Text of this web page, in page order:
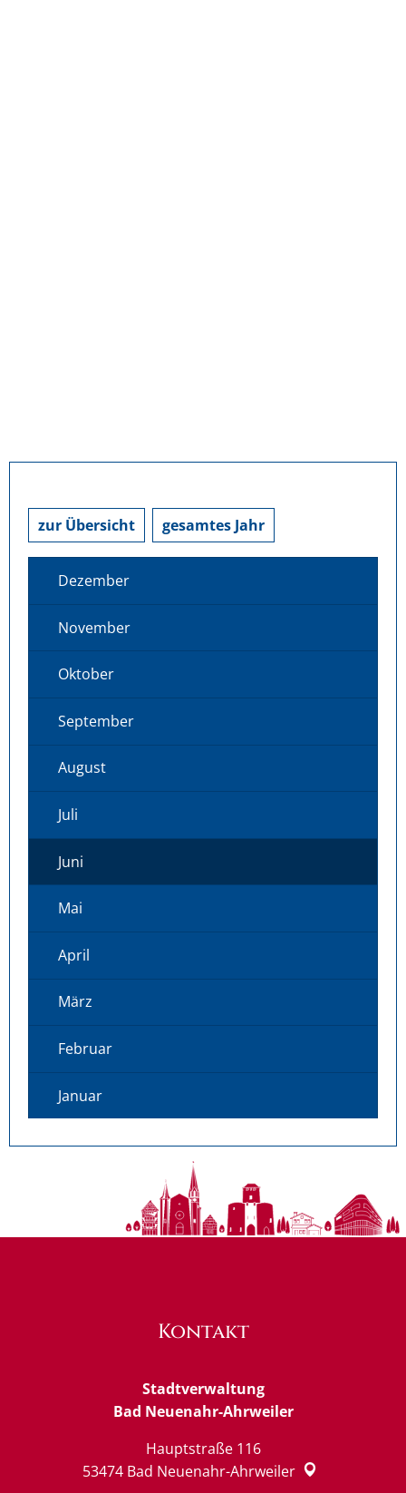
zur Übersicht gesamtes Jahr
Dezember
November
Oktober
September
August
Juli
Juni
Mai
April
März
Februar
Januar
Kontakt
Stadtverwaltung
Bad Neuenahr-Ahrweiler
Hauptstraße 116
53474 Bad Neuenahr-Ahrweiler